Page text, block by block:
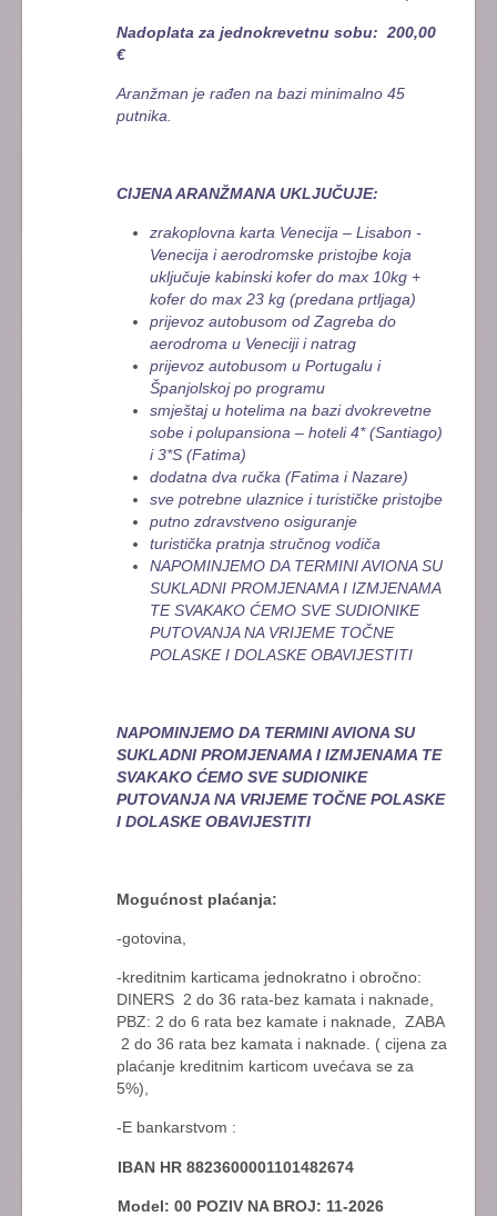
Nadoplata za jednokrevetnu sobu: 200,00
€
Aranžman je rađen na bazi minimalno 45
putnika.
CIJENA ARANŽMANA UKLJUČUJE:
zrakoplovna karta Venecija – Lisabon -
Venecija i aerodromske pristojbe koja
uključuje kabinski kofer do max 10kg +
kofer do max 23 kg (predana prtljaga)
prijevoz autobusom od Zagreba do
aerodroma u Veneciji i natrag
prijevoz autobusom u Portugalu i
Španjolskoj po programu
smještaj u hotelima na bazi dvokrevetne
sobe i polupansiona – hoteli 4* (Santiago)
i 3*S (Fatima)
dodatna dva ručka (Fatima i Nazare)
sve potrebne ulaznice i turističke pristojbe
putno zdravstveno osiguranje
turistička pratnja stručnog vodiča
NAPOMINJEMO DA TERMINI AVIONA SU
SUKLADNI PROMJENAMA I IZMJENAMA
TE SVAKAKO ĆEMO SVE SUDIONIKE
PUTOVANJA NA VRIJEME TOČNE
POLASKE I DOLASKE OBAVIJESTITI
NAPOMINJEMO DA TERMINI AVIONA SU
SUKLADNI PROMJENAMA I IZMJENAMA TE
SVAKAKO ĆEMO SVE SUDIONIKE
PUTOVANJA NA VRIJEME TOČNE POLASKE
I DOLASKE OBAVIJESTITI
Mogućnost plaćanja:
-gotovina,
-kreditnim karticama jednokratno i obročno:
DINERS 2 do 36 rata-bez kamata i naknade,
PBZ: 2 do 6 rata bez kamate i naknade, ZABA
2 do 36 rata bez kamata i naknade. ( cijena za
plaćanje kreditnim karticom uvećava se za
5%),
-E bankarstvom :
IBAN HR 8823600001101482674
Model: 00 POZIV NA BROJ: 11-2026